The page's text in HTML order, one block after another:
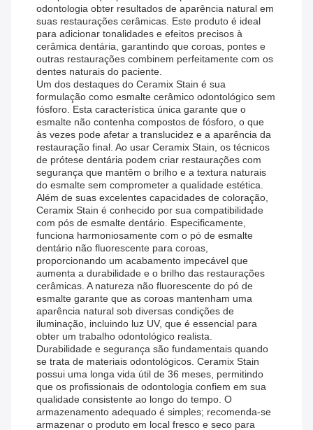
odontologia obter resultados de aparência natural em
suas restaurações cerâmicas. Este produto é ideal
para adicionar tonalidades e efeitos precisos à
cerâmica dentária, garantindo que coroas, pontes e
outras restaurações combinem perfeitamente com os
dentes naturais do paciente.
Um dos destaques do Ceramix Stain é sua
formulação como esmalte cerâmico odontológico sem
fósforo. Esta característica única garante que o
esmalte não contenha compostos de fósforo, o que
às vezes pode afetar a translucidez e a aparência da
restauração final. Ao usar Ceramix Stain, os técnicos
de prótese dentária podem criar restaurações com
segurança que mantêm o brilho e a textura naturais
do esmalte sem comprometer a qualidade estética.
Além de suas excelentes capacidades de coloração,
Ceramix Stain é conhecido por sua compatibilidade
com pós de esmalte dentário. Especificamente,
funciona harmoniosamente com o pó de esmalte
dentário não fluorescente para coroas,
proporcionando um acabamento impecável que
aumenta a durabilidade e o brilho das restaurações
cerâmicas. A natureza não fluorescente do pó de
esmalte garante que as coroas mantenham uma
aparência natural sob diversas condições de
iluminação, incluindo luz UV, que é essencial para
obter um trabalho odontológico realista.
Durabilidade e segurança são fundamentais quando
se trata de materiais odontológicos. Ceramix Stain
possui uma longa vida útil de 36 meses, permitindo
que os profissionais de odontologia confiem em sua
qualidade consistente ao longo do tempo. O
armazenamento adequado é simples; recomenda-se
armazenar o produto em local fresco e seco para